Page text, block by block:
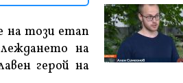
на този етап
на
герой на